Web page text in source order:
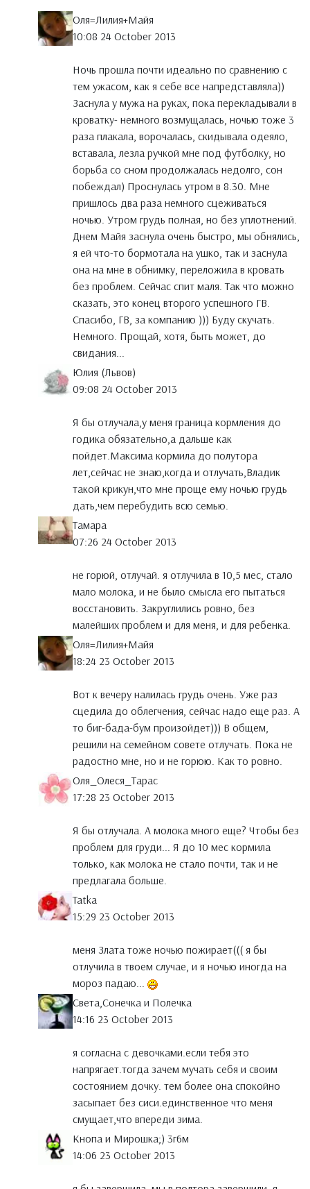
Оля=Лилия+Майя
10:08 24 October 2013
Ночь прошла почти идеально по сравнению с
тем ужасом, как я себе все напредставляла))
Заснула у мужа на руках, пока перекладывали в
кроватку- немного возмущалась, ночью тоже 3
раза плакала, ворочалась, скидывала одеяло,
вставала, лезла ручкой мне под футболку, но
борьба со сном продолжалась недолго, сон
побеждал) Проснулась утром в 8.30. Мне
пришлось два раза немного сцеживаться
ночью. Утром грудь полная, но без уплотнений.
Днем Майя заснула очень быстро, мы обнялись,
я ей что-то бормотала на ушко, так и заснула
она на мне в обнимку, переложила в кровать
без проблем. Сейчас спит маля. Так что можно
сказать, это конец второго успешного ГВ.
Спасибо, ГВ, за компанию ))) Буду скучать.
Немного. Прощай, хотя, быть может, до
свидания...
Юлия (Львов)
09:08 24 October 2013
Я бы отлучала,у меня граница кормления до
годика обязательно,а дальше как
пойдет.Максима кормила до полутора
лет,сейчас не знаю,когда и отлучать,Владик
такой крикун,что мне проще ему ночью грудь
дать,чем перебудить всю семью.
Тамара
07:26 24 October 2013
не горюй, отлучай. я отлучила в 10,5 мес, стало
мало молока, и не было смысла его пытаться
восстановить. Закруглились ровно, без
малейших проблем и для меня, и для ребенка.
Оля=Лилия+Майя
18:24 23 October 2013
Вот к вечеру налилась грудь очень. Уже раз
сцедила до облегчения, сейчас надо еще раз. А
то биг-бада-бум произойдет))) В общем,
решили на семейном совете отлучать. Пока не
радостно мне, но и не горюю. Как то ровно.
Оля_Олеся_Тарас
17:28 23 October 2013
Я бы отлучала. А молока много еще? Чтобы без
проблем для груди... Я до 10 мес кормила
только, как молока не стало почти, так и не
предлагала больше.
Tatka
15:29 23 October 2013
меня Злата тоже ночью пожирает((( я бы
отлучила в твоем случае, и я ночью иногда на
мороз падаю...
Света,Сонечка и Полечка
14:16 23 October 2013
я согласна с девочками.если тебя это
напрягает.тогда зачем мучать себя и своим
состоянием дочку. тем более она спокойно
засыпает без сиси.единственное что меня
смущает,что впереди зима.
Кнопа и Мирошка;) 3г6м
14:06 23 October 2013